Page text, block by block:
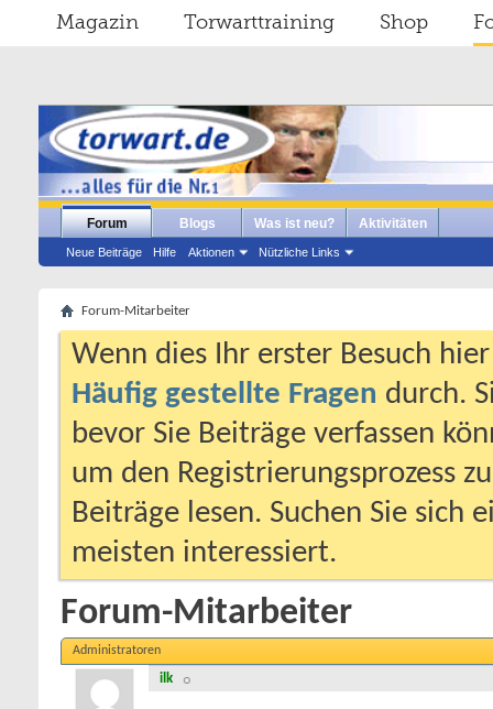
Magazin Torwarttraining Shop
Forum
Neue Beiträge Hilfe Aktionen Nützliche Links
Blogs Was ist neu? Aktivitäten
Forum-Mitarbeiter
Wenn dies Ihr erster Besuch
Häufig gestellte Fragen durch.
bevor Sie Beiträge verfassen
um den Registrierungsprozess
Beiträge lesen. Suchen Sie sich
meisten interessiert.
Forum-Mitarbeiter
Administratoren
ilk